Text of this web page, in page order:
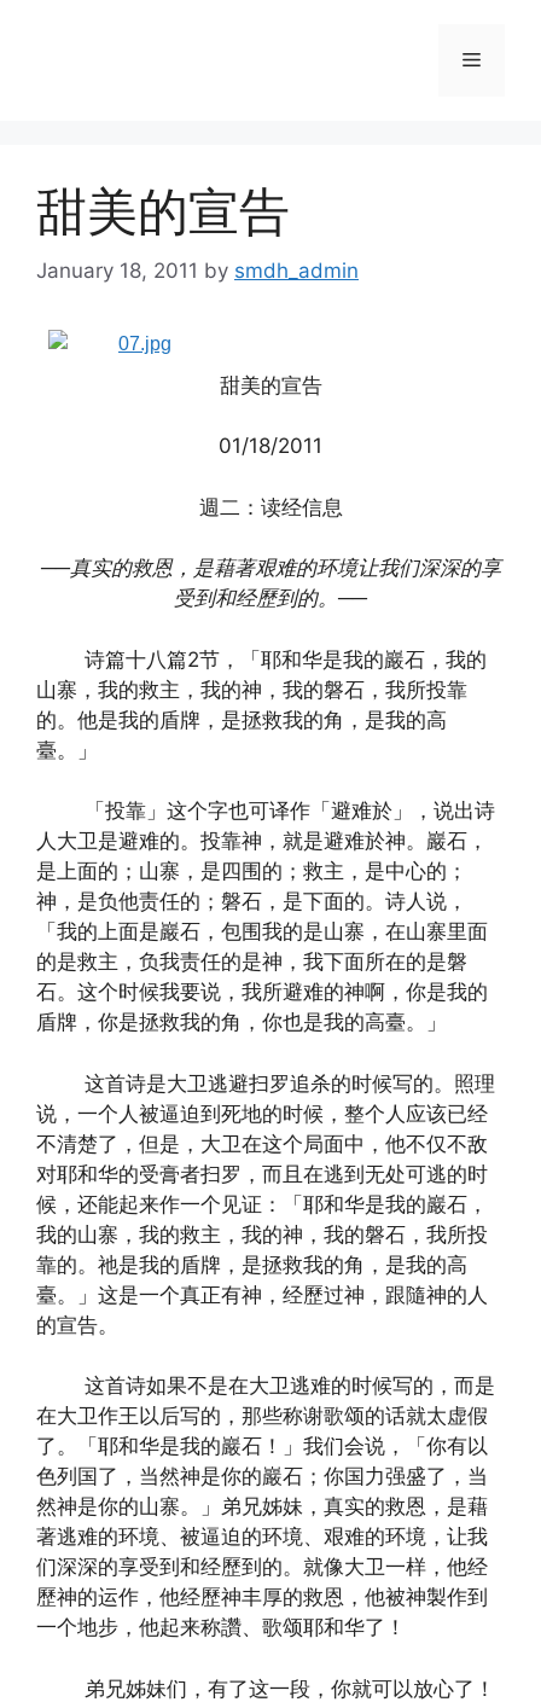
Menu
甜美的宣告
January 18, 2011 by smdh_admin
甜美的宣告
01/18/2011
週二：读经信息
──真实的救恩，是藉著艰难的环境让我们深深的享
受到和经歷到的。 ──
诗篇十八篇2节，「耶和华是我的巖石，我的
山寨，我的救主，我的神，我的磐石，我所投靠
的。他是我的盾牌，是拯救我的角，是我的高
臺。」
「投靠」这个字也可译作「避难於」，说出诗
人大卫是避难的。投靠神，就是避难於神。巖石，
是上面的；山寨，是四围的；救主，是中心的；
神，是负他责任的；磐石，是下面的。诗人说，
「我的上面是巖石，包围我的是山寨，在山寨里面
的是救主，负我责任的是神，我下面所在的是磐
石。这个时候我要说，我所避难的神啊，你是我的
盾牌，你是拯救我的角，你也是我的高臺。」
这首诗是大卫逃避扫罗追杀的时候写的。照理
说，一个人被逼迫到死地的时候，整个人应该已经
不清楚了，但是，大卫在这个局面中，他不仅不敌
对耶和华的受膏者扫罗，而且在逃到无处可逃的时
候，还能起来作一个见证：「耶和华是我的巖石，
我的山寨，我的救主，我的神，我的磐石，我所投
靠的。祂是我的盾牌，是拯救我的角，是我的高
臺。」这是一个真正有神，经歷过神，跟隨神的人
的宣告。
这首诗如果不是在大卫逃难的时候写的，而是
在大卫作王以后写的，那些称谢歌颂的话就太虚假
了。「耶和华是我的巖石！」我们会说，「你有以
色列国了，当然神是你的巖石；你国力强盛了，当
然神是你的山寨。」弟兄姊妹，真实的救恩，是藉
著逃难的环境、被逼迫的环境、艰难的环境，让我
们深深的享受到和经歷到的。就像大卫一样，他经
歷神的运作，他经歷神丰厚的救恩，他被神製作到
一个地步，他起来称讚、歌颂耶和华了！
弟兄姊妹们，有了这一段，你就可以放心了！